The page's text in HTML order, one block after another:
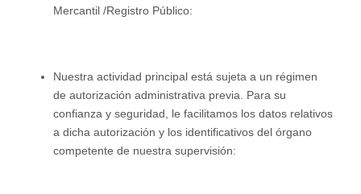
Mercantil /Registro Público:
Nuestra actividad principal está sujeta a un régimen
de autorización administrativa previa. Para su
confianza y seguridad, le facilitamos los datos relativos
a dicha autorización y los identificativos del órgano
competente de nuestra supervisión: